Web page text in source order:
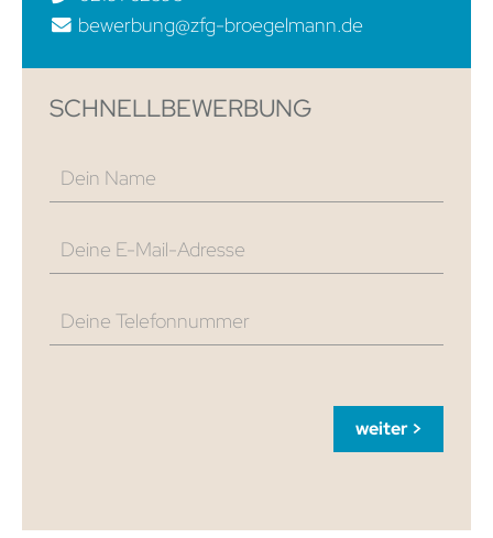
bewerbung@zfg-broegelmann.de
SCHNELLBEWERBUNG
Dein Name
Deine E-Mail-Adresse
Deine Telefonnummer
weiter >